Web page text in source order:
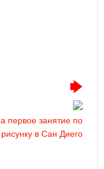
первое занятие по
в Сан Диего